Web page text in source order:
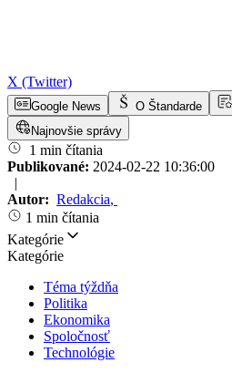
X (Twitter)
Google News O Štandarde
Najnovšie správy
1 min čítania
Publikované: 2024-02-22 10:36:00
|
Autor: Redakcia,
1 min čítania
Kategórie
Kategórie
Téma týždňa
Politika
Ekonomika
Spoločnosť
Technológie